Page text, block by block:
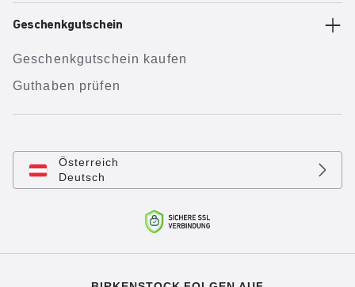
Geschenkgutschein
Geschenkgutschein kaufen
Guthaben prüfen
Österreich
Deutsch